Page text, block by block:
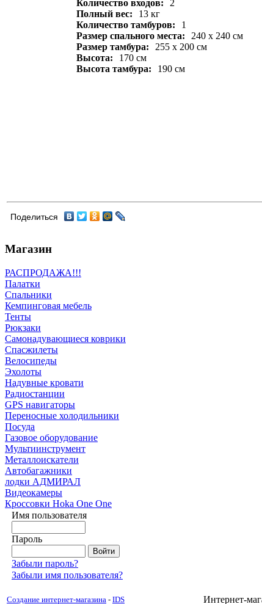
Количество входов:
2
Полный вес:
13 кг
Количество тамбуров:
1
Размер спального места:
240 х 240 см
Размер тамбура:
255 x 200 см
Высота:
170 см
Высота тамбура:
190 см
Поделиться
Магазин
РАСПРОДАЖА!!!
Палатки
Спальники
Кемпинговая мебель
Тенты
Рюкзаки
Самонадувающиеся коврики
Спасжилеты
Велосипеды
Эхолоты
Надувные кровати
Радиостанции
GPS навигаторы
Переносные холодильники
Посуда
Газовое оборудование
Мультиинструмент
Металлоискатели
Автобагажники
лодки АДМИРАЛ
Видеокамеры
Кроссовки Hoka One One
Имя пользователя
Пароль
Забыли пароль?
Забыли имя пользователя?
Создание интернет-магазина - IDS Интернет-